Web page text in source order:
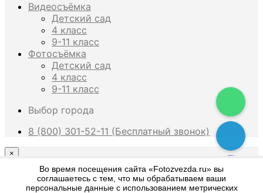
Видеосъёмка
Детский сад
4 класс
9-11 класс
Фотосъёмка
Детский сад
4 класс
9-11 класс
Выбор города
8 (800) 301-52-11 (Бесплатный звонок)
×
What are you looking for?
Во время посещения сайта «Fotozvezda.ru» вы
соглашаетесь с тем, что мы обрабатываем ваши
персональные данные с использованием метрических